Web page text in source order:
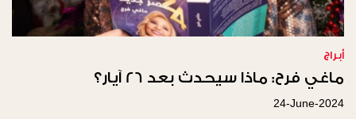
أبراج
ماغي فرح: ماذا سيحدث بعد 26 آيار؟
24-June-2024